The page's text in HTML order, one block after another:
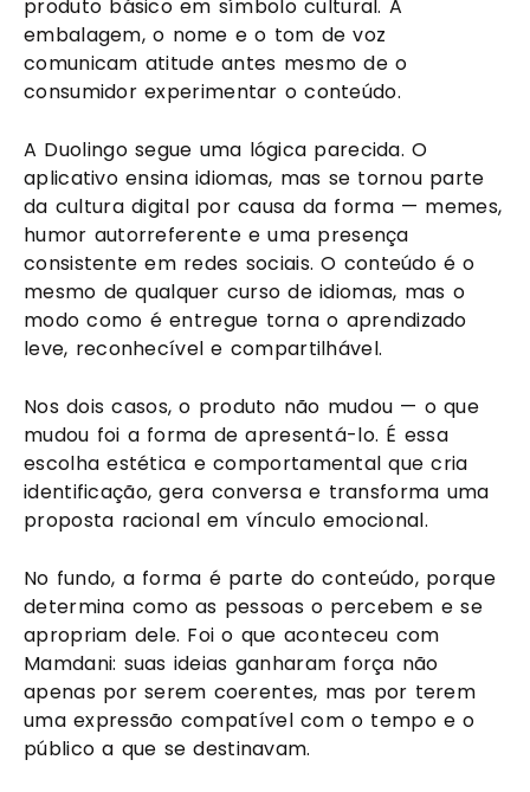
produto básico em símbolo cultural. A
embalagem, o nome e o tom de voz
comunicam atitude antes mesmo de o
consumidor experimentar o conteúdo.
A Duolingo segue uma lógica parecida. O
aplicativo ensina idiomas, mas se tornou parte
da cultura digital por causa da forma — memes,
humor autorreferente e uma presença
consistente em redes sociais. O conteúdo é o
mesmo de qualquer curso de idiomas, mas o
modo como é entregue torna o aprendizado
leve, reconhecível e compartilhável.
Nos dois casos, o produto não mudou — o que
mudou foi a forma de apresentá-lo. É essa
escolha estética e comportamental que cria
identificação, gera conversa e transforma uma
proposta racional em vínculo emocional.
No fundo, a forma é parte do conteúdo, porque
determina como as pessoas o percebem e se
apropriam dele. Foi o que aconteceu com
Mamdani: suas ideias ganharam força não
apenas por serem coerentes, mas por terem
uma expressão compatível com o tempo e o
público a que se destinavam.